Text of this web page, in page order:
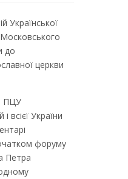
Української
до
церкви
ПЦУ
всієї України
форуму
Петра